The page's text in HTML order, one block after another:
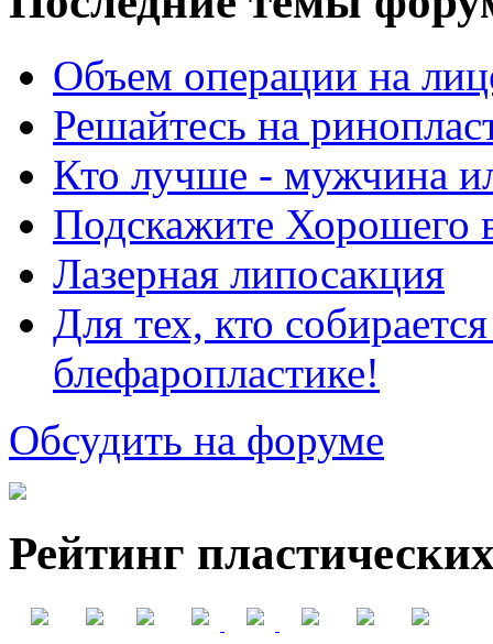
Объем операции на
Решайтесь на
Кто лучше - мужчина
Подскажите Хорошего
Лазерная липосакция
Для тех, кто
блефаропластике!
Обсудить на форуме
Рейтинг